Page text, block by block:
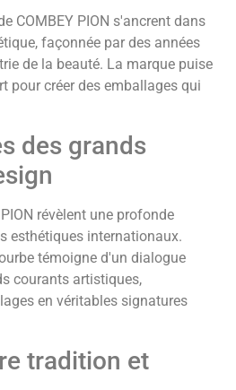
COMBEY PION s'ancrent dans
façonnée par des années
de la beauté. La marque puise
pour créer des emballages qui
des grands
révèlent une profonde
esthétiques internationaux.
témoigne d'un dialogue
courants artistiques,
en véritables signatures
tradition et